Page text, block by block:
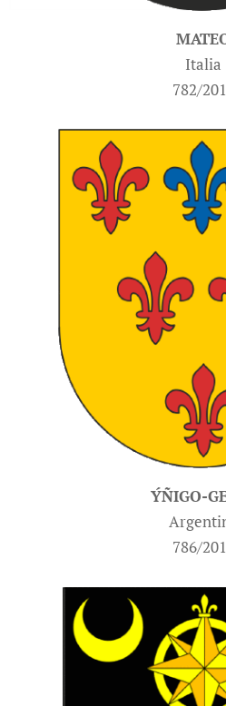
Italia
782/
ÝÑIGO-
786/